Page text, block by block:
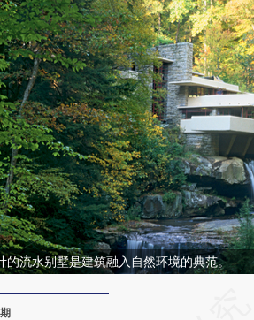
的流水别墅是建筑融入自然环境的典范。